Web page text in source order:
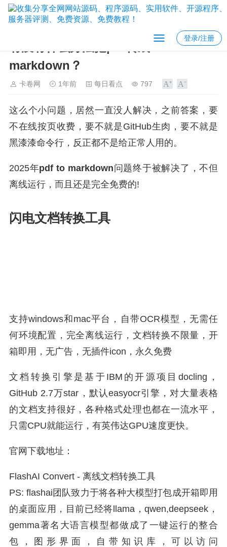
登录/注册
markdown？
卡卷网 1年前 每日看点 797
这么个小问题，居然一直没人解决，之前答案，要
不在线按页收费，要不就是GitHub生肉，要不就是
黑漆漆命令行，反正都不是给正常人用的。
2025年pdf to markdown问题终于被解决了，不但
离线运行，而且还是完全免费的!
闪电文档转换工具
支持windows和mac平台，自带OCR模型，无需任
何环境配置，完全离线运行，文档转换不限量，开
箱即用，无广告，无插件icon，永久免费
文档转换引擎是基于IBM的开源项目docling，
GitHub 2.7万star，默认easyocr引擎，对大量表格
的文档支持很好，各种格式处理也都在一流水平，
只需CPU就能运行，有英伟达GPU速度更快。
官网下载地址：
FlashAI Convert - 离线文档转换工具
PS: flashai团队致力于将各种大模型打包成开箱即用
的桌面应用，目前已经将llama，qwen,deepseek，
gemma著名大语言模型都做成了一键运行的整合
包，图形界面，自带知识库，可以访问